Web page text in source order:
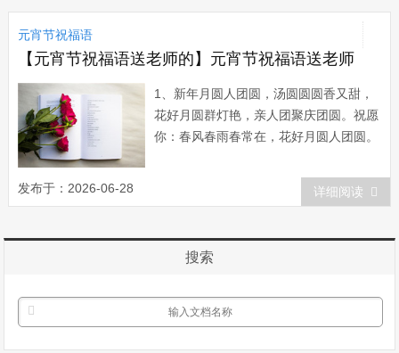
熙，品德雍正，事业乾隆，生活嘉庆，人
生顺治，财富咸丰，前途道光，万代光
绪，全球宣...
元宵节祝福语
【元宵节祝福语送老师的】元宵节祝福语送老师
1、新年月圆人团圆，汤圆圆圆香又甜，
花好月圆群灯艳，亲人团聚庆团圆。祝愿
你：春风春雨春常在，花好月圆人团圆。
完，欢笑没散。好运接连，花好月圆。元
宵来伴，月圆人圆。吃口圆宵，心如蜜
体康健，钱途无限，幸福无边! 3、知
冷知热的...
发布于：2026-06-28 详细阅读
搜索